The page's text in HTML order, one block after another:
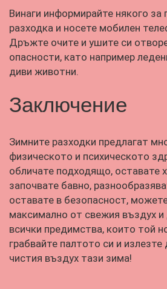
Винаги информирайте някого за
разходка и носете мобилен
Дръжте очите и ушите си
опасности, като например
диви животни.
Заключение
Зимните разходки предлагат
физическото и психическото
обличате подходящо, оставате
започвате бавно,
оставате в безопасност,
максимално от свежия въздух и
всички предимства, които той
грабвайте палтото си и излезте
чистия въздух тази зима!